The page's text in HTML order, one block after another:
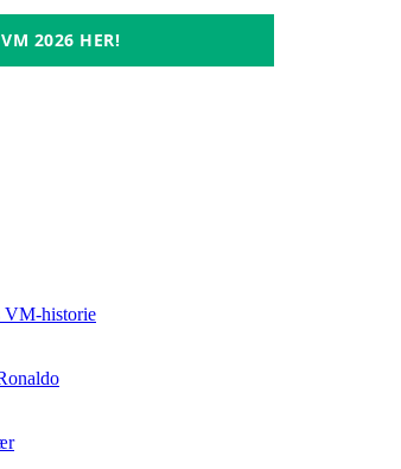
2026 HER!
VM-historie